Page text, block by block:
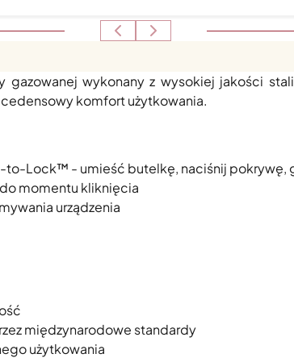
do wody gazowanej z rewolucyjną
wykonany z wysokiej jakości
komfort użytkowania.
to-Lock™ - umieść butelkę, naciśnij pokrywę,
momentu kliknięcia
urządzenia
międzynarodowe standardy
użytkowania